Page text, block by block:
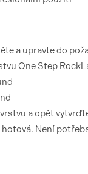
a upravte do
One Step
a opět
Není